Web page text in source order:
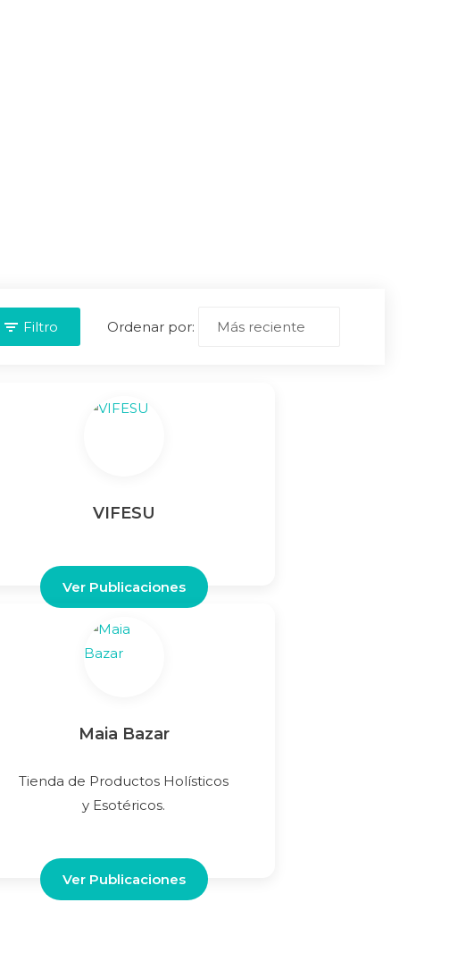
Filtro Ordenar por:
VIFESU
Ver Publicaciones
Maia Bazar
Tienda de Productos Holísticos
y Esotéricos.
Ver Publicaciones